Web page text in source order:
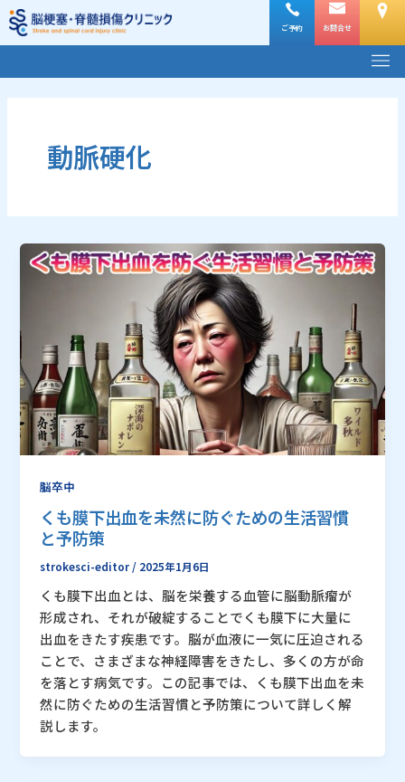
内
容
ス
ご予約 お問合せ
メ
ニ
動脈硬化
脳卒中
くも膜下出血を未然に防ぐための生活習慣
と予防策
strokesci-editor / 2025年1月6日
くも膜下出血とは、脳を栄養する血管に脳動脈瘤が
形成され、それが破綻することでくも膜下に大量に
出血をきたす疾患です。脳が血液に一気に圧迫される
ことで、さまざまな神経障害をきたし、多くの方が命
を落とす病気です。この記事では、くも膜下出血を未
然に防ぐための生活習慣と予防策について詳しく解
説します。